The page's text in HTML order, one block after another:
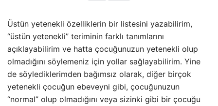
Üstün yetenekli özelliklerin bir listesini yazabilirim,
“üstün yetenekli” teriminin farklı tanımlarını
açıklayabilirim ve hatta çocuğunuzun yetenekli olup
olmadığını söylemeniz için yollar sağlayabilirim. Yine
de söylediklerimden bağımsız olarak, diğer birçok
yetenekli çocuğun ebeveyni gibi, çocuğunuzun
“normal” olup olmadığını veya sizinki gibi bir çocuğu